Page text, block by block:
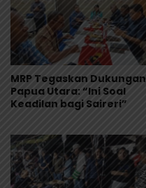
MRP Tegaskan Dukungan
Papua Utara: “Ini Soal
Keadilan bagi Saireri”